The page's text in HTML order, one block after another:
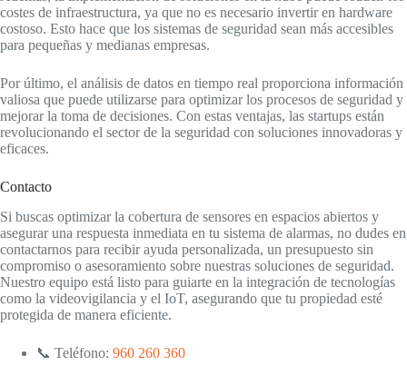
costes de infraestructura, ya que no es necesario invertir en hardware
costoso. Esto hace que los sistemas de seguridad sean más accesibles
para pequeñas y medianas empresas.
Por último, el análisis de datos en tiempo real proporciona información
valiosa que puede utilizarse para optimizar los procesos de seguridad y
mejorar la toma de decisiones. Con estas ventajas, las startups están
revolucionando el sector de la seguridad con soluciones innovadoras y
eficaces.
Contacto
Si buscas optimizar la cobertura de sensores en espacios abiertos y
asegurar una respuesta inmediata en tu sistema de alarmas, no dudes en
contactarnos para recibir ayuda personalizada, un presupuesto sin
compromiso o asesoramiento sobre nuestras soluciones de seguridad.
Nuestro equipo está listo para guiarte en la integración de tecnologías
como la videovigilancia y el IoT, asegurando que tu propiedad esté
protegida de manera eficiente.
📞 Teléfono: 960 260 360